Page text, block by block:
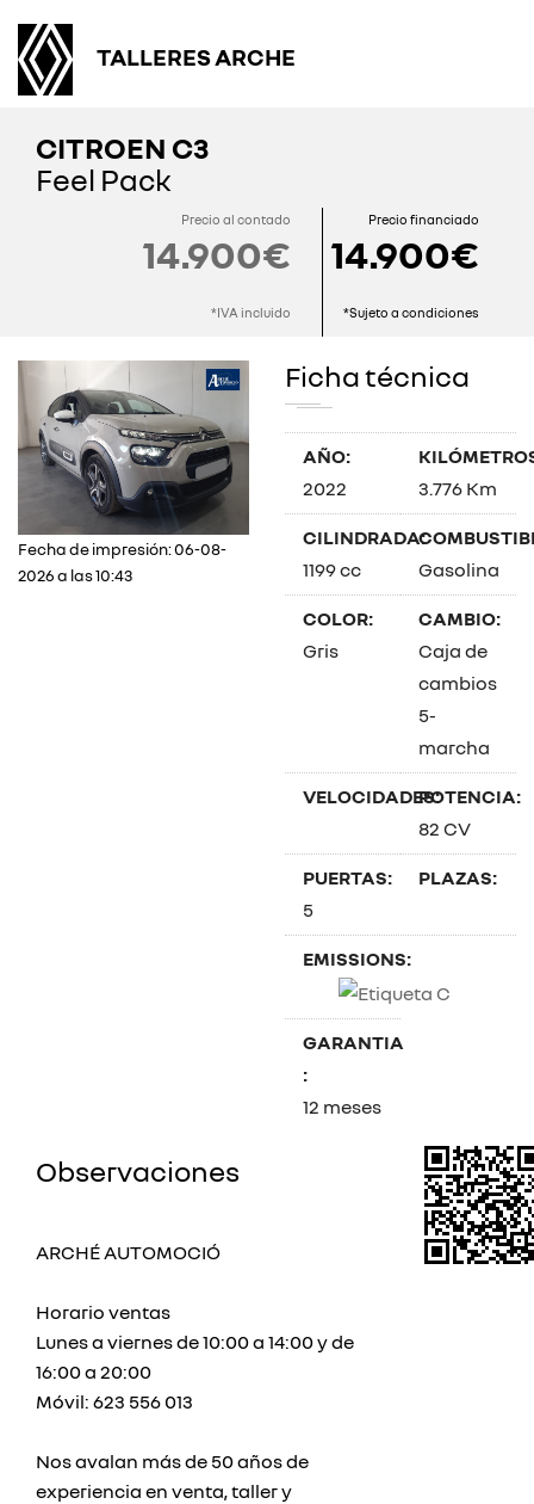
TALLERES ARCHE
CITROEN C3
Feel Pack
Precio al contado
14.900€
*IVA incluido
Precio financiado
14.900€
*Sujeto a condiciones
Fecha de impresión: 06-08-
2026 a las 10:43
Ficha técnica
AÑO:
2022
3.776 Km
CILINDRADA:
1199 cc
Gasolina
COLOR:
Gris
CAMBIO:
Caja de
cambios
5-
marcha
VELOCIDADES:POTENCIA:
82 CV
PUERTAS:
5
PLAZAS:
EMISSIONS:
GARANTIA
:
12 meses
Observaciones
ARCHÉ AUTOMOCIÓ
Horario ventas
Lunes a viernes de 10:00 a 14:00 y de
16:00 a 20:00
Móvil: 623 556 013
Nos avalan más de 50 años de
experiencia en venta, taller y